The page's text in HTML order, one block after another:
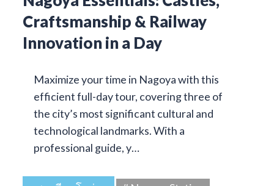
Craftsmanship & Railway
Innovation in a Day
Maximize your time in Nagoya with this
efficient full-day tour, covering three of
the city’s most significant cultural and
technological landmarks. With a
professional guide, y…